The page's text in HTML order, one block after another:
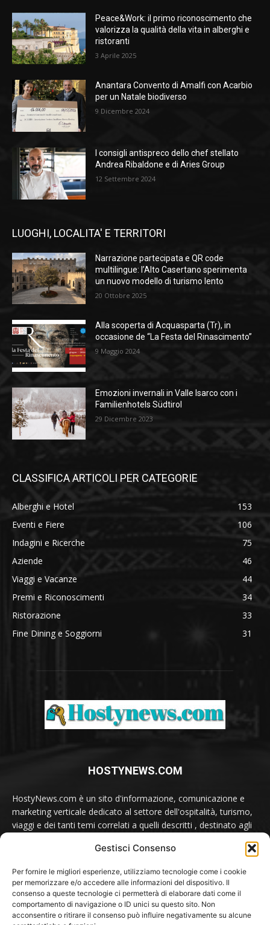
Gestisci Consenso
Per fornire le migliori esperienze, utilizziamo tecnologie come i cookie
per memorizzare e/o accedere alle informazioni del dispositivo. Il
consenso a queste tecnologie ci permetterà di elaborare dati come il
comportamento di navigazione o ID unici su questo sito. Non
acconsentire o ritirare il consenso può influire negativamente su alcune
Peace&Work: il primo riconoscimento che
valorizza la qualità della vita in alberghi e
ristoranti
3 Aprile 2025
Anantara Convento di Amalfi con Acarbio
per un Natale biodiverso
9 Dicembre 2024
I consigli antispreco dello chef stellato
Andrea Ribaldone e di Aries Group
12 Settembre 2024
LUOGHI, LOCALITA' E TERRITORI
Narrazione partecipata e QR code
multilingue: l’Alto Casertano sperimenta
un nuovo modello di turismo lento
20 Ottobre 2025
Alla scoperta di Acquasparta (Tr), in
occasione de “La Festa del Rinascimento”
9 Maggio 2024
Emozioni invernali in Valle Isarco con i
Familienhotels Südtirol
29 Dicembre 2023
CLASSIFICA ARTICOLI PER CATEGORIE
Alberghi e Hotel
153
Eventi e Fiere
106
Indagini e Ricerche
75
Aziende
46
Viaggi e Vacanze
44
Premi e Riconoscimenti
34
Ristorazione
33
Fine Dining e Soggiorni
31
HOSTYNEWS.COM
HostyNews.com è un sito d'informazione, comunicazione e
marketing verticale dedicato al settore dell'ospitalità, turismo,
viaggi e dei tanti temi correlati a quelli descritti , destinato agli
SEGUICI SU